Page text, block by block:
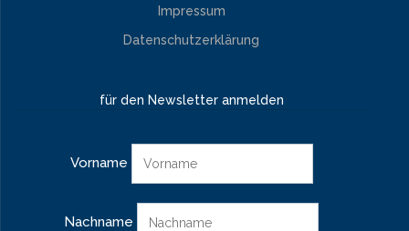
Impressum
Datenschutzerklärung
für den Newsletter anmelden
Vorname
Nachname